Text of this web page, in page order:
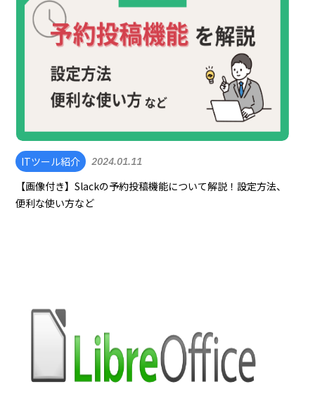
ITツール紹介 2024.01.11
【画像付き】Slackの予約投稿機能について解説！設定方法、
便利な使い方など